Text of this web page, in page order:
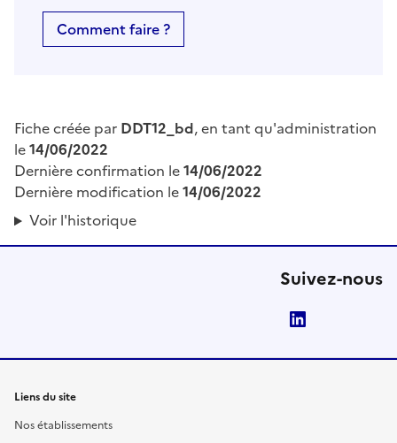
Comment faire ?
Fiche créée par DDT12_bd, en tant qu'administration
le14/06/2022
Dernière confirmation le14/06/2022
Dernière modification le14/06/2022
Voir l'historique
Suivez-nous
Liens du site
Nos établissements